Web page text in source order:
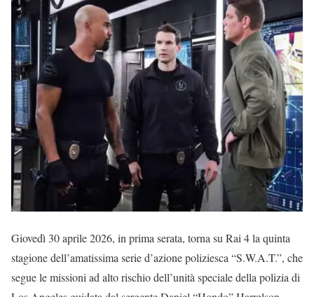
Giovedì 30 aprile 2026, in prima serata, torna su Rai 4 la quinta
stagione dell’amatissima serie d’azione poliziesca “S.W.A.T.”, che
segue le missioni ad alto rischio dell’unità speciale della polizia di